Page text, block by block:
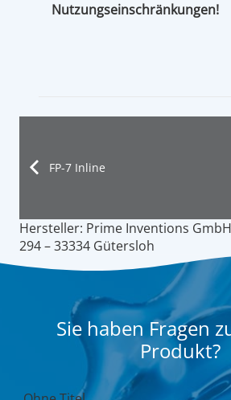
Nutzungseinschränkungen!
FP-7 Inline
Hersteller: Prime Inventions
294 – 33334 Gütersloh
Sie haben Fragen
Produkt?